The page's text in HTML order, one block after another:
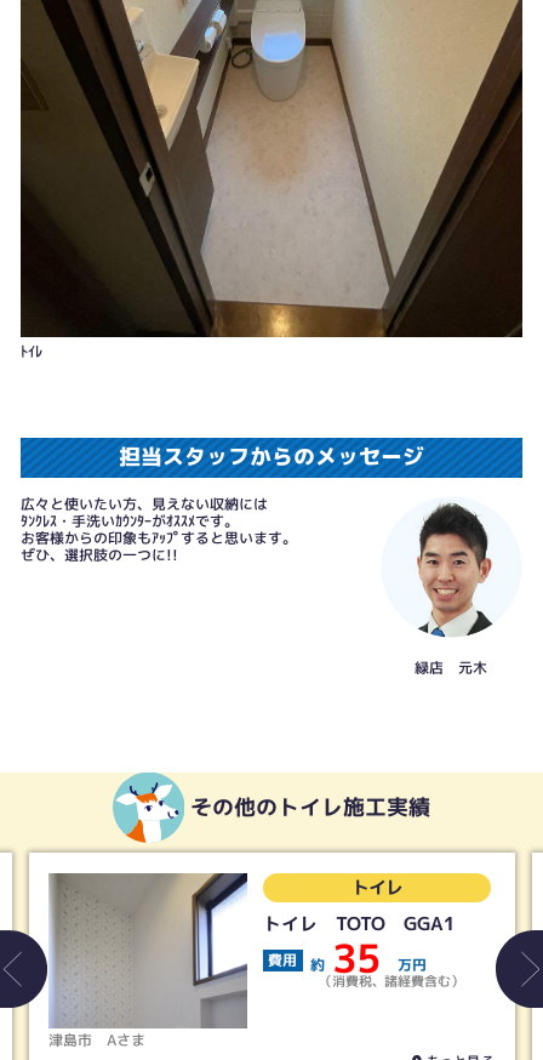
ﾄｲﾚ
担当スタッフからのメッセージ
広々と使いたい方、見えない収納には
ﾀﾝｸﾚｽ・手洗いｶｳﾝﾀｰがｵｽｽﾒです。
お客様からの印象もｱｯﾌﾟすると思います。
ぜひ、選択肢の一つに!!
緑店 元木
その他のトイレ施工実績
トイレ
トイレ TOTO GGA1
約 35 万円
（消費税、諸経費含む）